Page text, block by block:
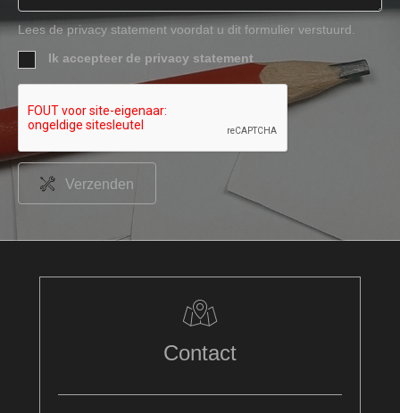
Lees de privacy statement voordat u dit formulier verstuurd.
Ik accepteer de privacy statement
Verzenden
Contact